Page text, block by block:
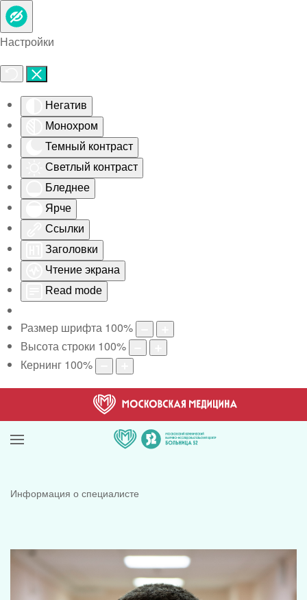
Настройки
Негатив
Монохром
Темный контраст
Светлый контраст
Бледнее
Ярче
Ссылки
Заголовки
Чтение экрана
Read mode
Размер шрифта 100%
Высота строки 100%
Кернинг 100%
Skip to main content
Информация о специалисте